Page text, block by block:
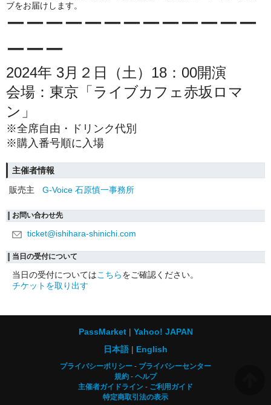
ブをお届けします。
ーーーーーーーーーーーーー
ーーー
2024年 3月２日（土）18：00開演
会場：東京「ライブカフェ赤坂ロマ
ン」
※全席自由・ドリンク代別
※購入番号順に入場
主催者情報
販売主
G-Voice 石原慎一事務所
お問い合わせ先
ticket@ishihara-shinichi.com
当日の受付について
当日の受付についてはこちらをご確認ください。
チケットを取り出す
PassMarket
Yahoo! JAPAN
日本語
English
プライバシーポリシー
プライバシーセンター
規約
ヘルプ
主催者ガイドライン
ご利用ガイド
特定商取引法の表示